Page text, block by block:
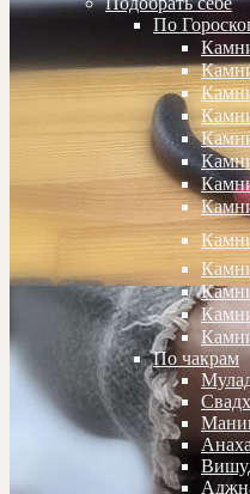
По
По чакрам